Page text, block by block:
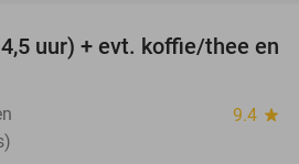
61%
uur) + evt. koffie/thee en
9.4 star